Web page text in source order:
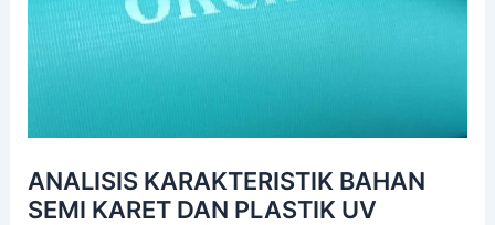
ANALISIS KARAKTERISTIK BAHAN
SEMI KARET DAN PLASTIK UV